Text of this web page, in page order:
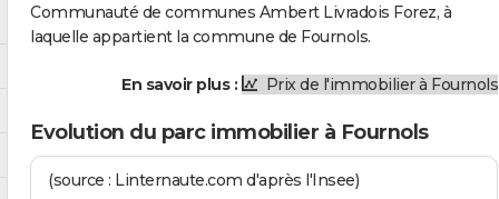
Communauté de communes Ambert Livradois Forez, à
laquelle appartient la commune de Fournols.
En savoir plus : Prix de l'immobilier à Fournols
Evolution du parc immobilier à Fournols
(source : Linternaute.com d'après l'Insee)